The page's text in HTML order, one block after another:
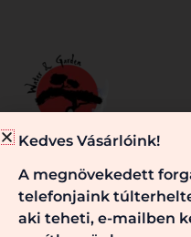
szükséges, nálunk
szaktanácsainkat!
Kedves Vásárlóink!
A megnövekedett
telefonjaink
aki teheti, e-mailben